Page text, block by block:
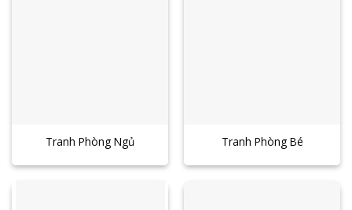
Tranh Phòng Ngủ Tranh Phòng Bé